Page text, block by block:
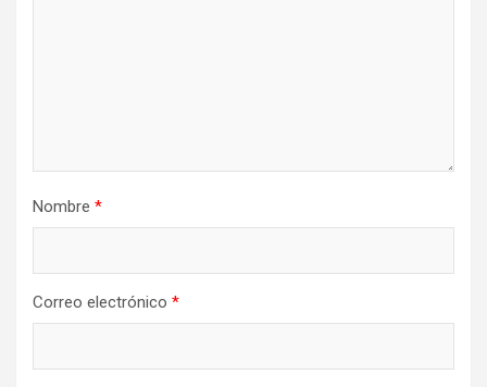
Nombre *
Correo electrónico *